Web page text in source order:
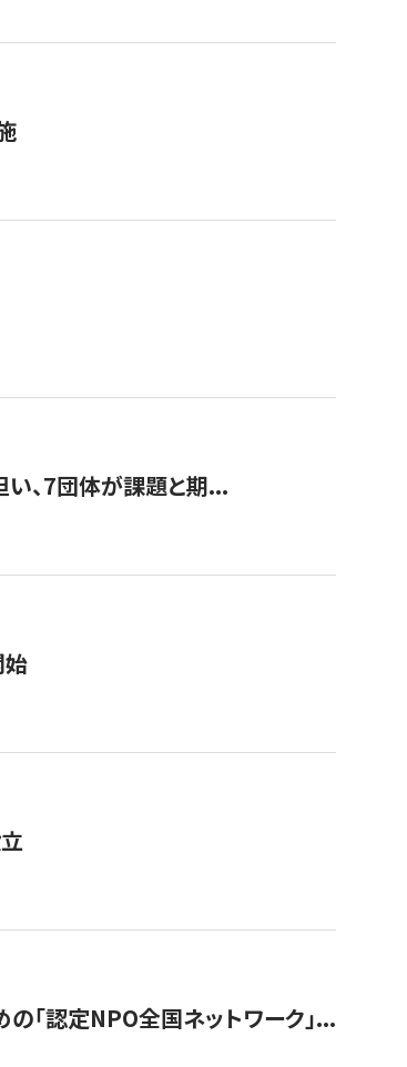
い、7団体が課題と期...
始
「認定NPO全国ネットワーク」...